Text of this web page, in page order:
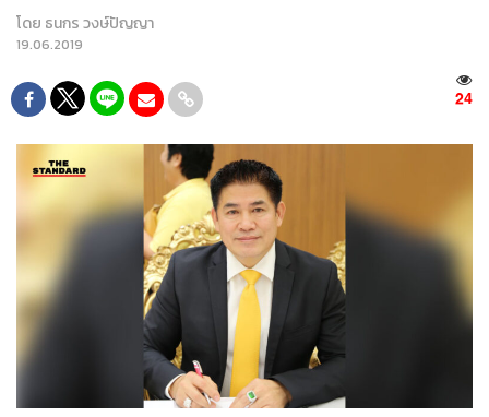
โดย ธนกร วงษ์ปัญญา
19.06.2019
24